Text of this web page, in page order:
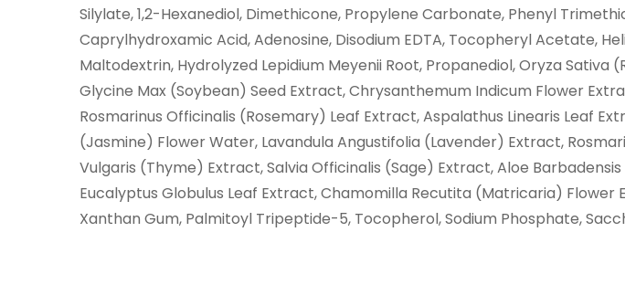
Silylate, 1,2-Hexanediol, Dimethicone, Propylene Carbonate, Phenyl
Caprylhydroxamic Acid, Adenosine, Disodium EDTA, Tocopheryl Acetate,
Maltodextrin, Hydrolyzed Lepidium Meyenii Root, Propanediol, Oryza
Glycine Max (Soybean) Seed Extract, Chrysanthemum Indicum Flower
Rosmarinus Officinalis (Rosemary) Leaf Extract, Aspalathus Linearis Leaf
(Jasmine) Flower Water, Lavandula Angustifolia (Lavender) Extract,
Vulgaris (Thyme) Extract, Salvia Officinalis (Sage) Extract, Aloe
Eucalyptus Globulus Leaf Extract, Chamomilla Recutita (Matricaria)
Xanthan Gum, Palmitoyl Tripeptide-5, Tocopherol, Sodium Phosphate,